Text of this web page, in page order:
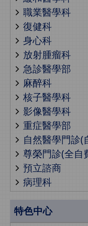
職業醫學科
復健科
身心科
放射腫瘤科
急診醫學部
麻醉科
核子醫學科
影像醫學科
重症醫學部
自然醫學門診(
尊榮門診(全自
預立諮商
病理科
特色中心